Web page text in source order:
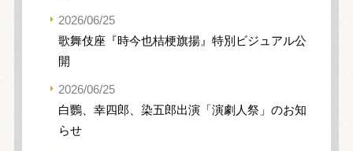
2026/06/25
歌舞伎座『時今也桔梗旗揚』特別ビジュアル公
開
2026/06/25
白鸚、幸四郎、染五郎出演「演劇人祭」のお知
らせ